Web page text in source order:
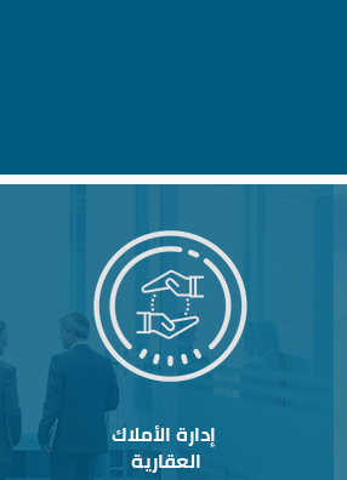
العقارية